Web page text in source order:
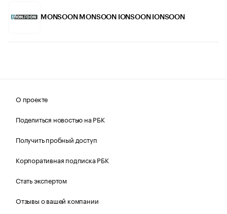
MONSOON MONSOON IONSOON IONSOON
О проекте
Поделиться новостью на РБК
Получить пробный доступ
Корпоративная подписка РБК
Стать экспертом
Отзывы о вашей компании